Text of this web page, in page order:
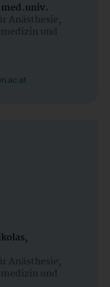
Anästhesie,
und
Anästhesie,
und